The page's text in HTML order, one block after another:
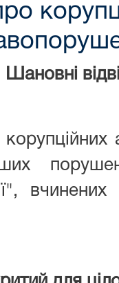
Шановні
вчинених